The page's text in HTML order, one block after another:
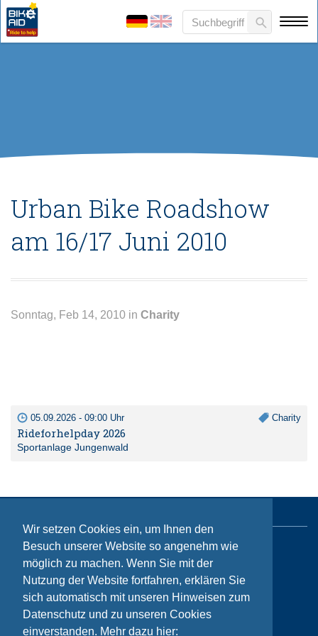
Wir setzen Cookies ein, um Ihnen den
Besuch unserer Website so angenehm wie
möglich zu machen. Wenn Sie mit der
Nutzung der Website fortfahren, erklären Sie
sich automatisch mit unseren Hinweisen zum
Datenschutz und zu unseren Cookies
einverstanden. Mehr dazu hier:
Urban Bike Roadshow
am 16/17 Juni 2010
Sonntag, Feb 14, 2010 in Charity
05.09.2026 - 09:00 Uhr Charity
Rideforhelpday 2026
Sportanlage Jungenwald
Sitemap
Kontakt
Impressum
Datenschutzhinweise